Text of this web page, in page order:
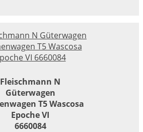
Fleischmann N
Güterwagen
T5 Wascosa
Epoche VI
6660084